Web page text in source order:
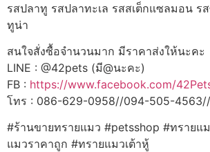
รสปลาทู รสปลาทะเล รสสเต็กแซลมอน ร
ทูน่า
สนใจสั่งซื้อจำนวนมาก มีราคาส่งให้นะคะ
LINE : @42pets (มี@นะคะ)
FB : https://www.facebook.com/
โทร : 086-629-0958//094-505-
#ร้านขายทรายแมว #petsshop #ทรายแ
แมวราคาถูก #ทรายแมวเต้าหู้